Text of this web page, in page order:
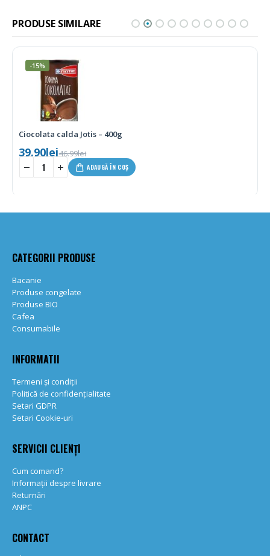
PRODUSE SIMILARE
-15%
Ciocolata calda Jotis – 400g
46.99lei
39.90lei
ADAUGĂ ÎN COȘ
CATEGORII PRODUSE
Bacanie
Produse congelate
Produse BIO
Cafea
Consumabile
INFORMATII
Termeni și condiții
Politică de confidențialitate
Setari GDPR
Setari Cookie-uri
SERVICII CLIENȚI
Cum comand?
Informații despre livrare
Returnări
ANPC
CONTACT